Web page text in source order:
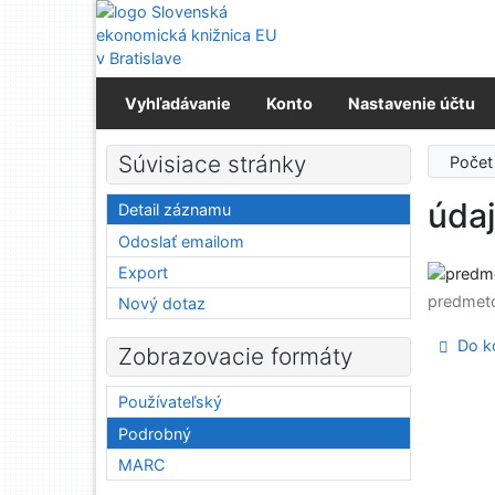
Prejsť na obsah
Prejsť na menu
Prehlásenie o webovej prístupnosti
Vyhľadávanie Konto Nastavenie účtu
Do
Súvisiace stránky
Detail záznamu
Odoslať emailom
Export
Nový dotaz
Zobrazovacie formáty
Používateľský
Podrobný
MARC